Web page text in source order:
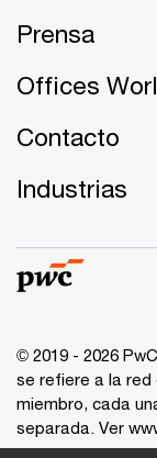
Prensa
Offices
Contacto
Industrias
© 2019 - 2026
se refiere a la red
miembro, cada
separada. Ver